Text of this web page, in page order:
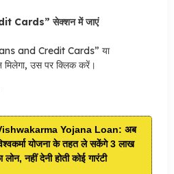
Cards” सेक्शन में जाएं
and Credit Cards” या
उस पर क्लिक करें।
Yojana Loan: अब
योजना के तहत ले सकेंगे 3 लाख
नहीं देनी होती कोई गारंटी